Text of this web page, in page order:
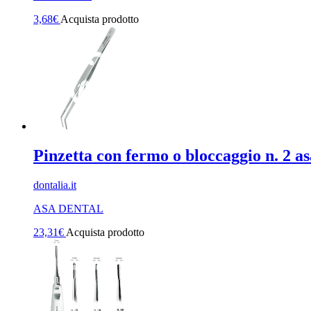
3,68€ Acquista prodotto
Pinzetta con fermo o bloccaggio n. 2
dontalia.it
ASA DENTAL
23,31€ Acquista prodotto